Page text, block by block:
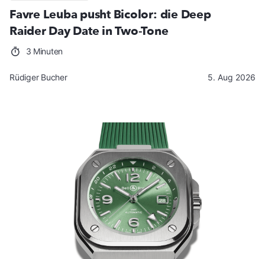
Favre Leuba pusht Bicolor: die Deep
Raider Day Date in Two-Tone
3 Minuten
Rüdiger Bucher 5. Aug 2026